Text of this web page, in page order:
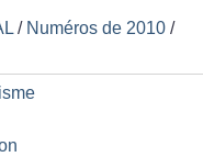
/ Numéros de 2010 /